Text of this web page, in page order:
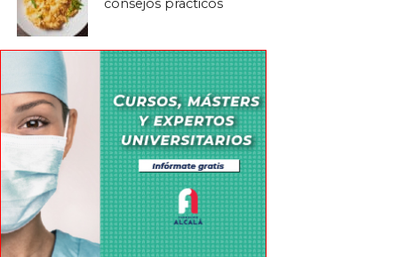
consejos prácticos